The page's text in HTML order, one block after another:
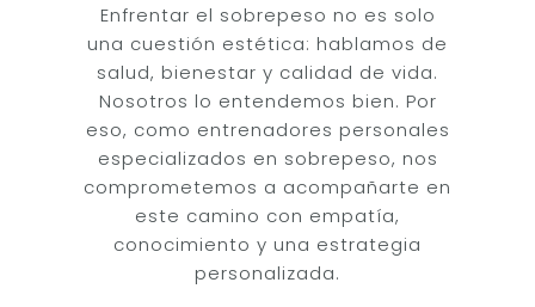
Enfrentar el sobrepeso no es solo
una cuestión estética: hablamos de
salud, bienestar y calidad de vida.
Nosotros lo entendemos bien. Por
eso, como entrenadores personales
especializados en sobrepeso, nos
comprometemos a acompañarte en
este camino con empatía,
conocimiento y una estrategia
personalizada.